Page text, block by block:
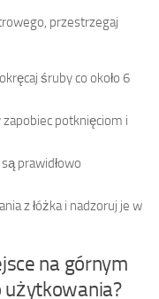
przestrzegaj
śruby co około 6
zapobiec potknięciom i
prawidłowo
z łóżka i nadzoruj je w
na górnym
użytkowania?